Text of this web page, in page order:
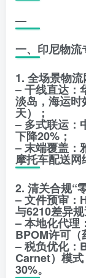
—
一、印尼物流
1. 全场景物
– 干线直达：
淡岛，海运时
天）；
– 多式联运：
下降20%；
– 末端覆盖：
摩托车配送
2. 清关合规“
– 文件预审：
与6210差异规
– 本地化代理
BPOM许可（
– 税负优化：
Carnet）模
30%。